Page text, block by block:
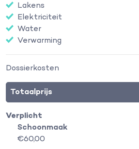
Lakens
Elektriciteit
Water
Verwarming
Dossierkosten
Totaalprijs
Verplicht
Schoonmaak
€60,00